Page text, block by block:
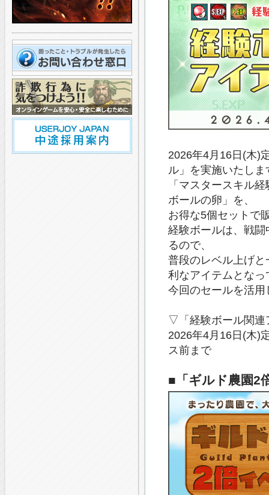
2026年4月16日(木)
ル」を実施いたしま
「マスタースキル
ボールの卵」を、
お得な5個セットで
経験ボールは、戦
るので、
普段のレベル上げ
利なアイテムとなっ
今回のセールを活
▽「経験ボール関連
2026年4月16日(木)
ス前まで
■「ギルド農園2